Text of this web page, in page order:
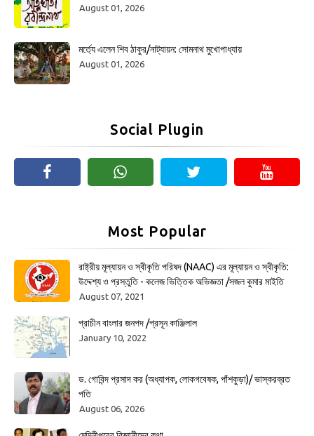
August 01, 2026
মর্ত্যে এলেন শিব ঠাকুর/নাট্যায়ন: সোমনাথ মুখোপাধ্যায়
August 01, 2026
Social Plugin
Most Popular
রাষ্ট্রীয় মূল্যায়ন ও স্বীকৃতি পরিষদ (NAAC) এর মূল্যায়ন ও স্বীকৃতি:
উদ্দেশ্য ও প্রস্তুতি - কলেজ ভিত্তিক অভিজ্ঞতা /সজল কুমার মাইতি
August 07, 2021
প্রাচীন বাংলার জনপদ /প্রসূন কাঞ্জিলাল
January 10, 2022
ড. গোবিন্দ প্রসাদ কর (অধ্যাপক, লোকগবেষক, পাঁশকুড়া)/ ভাস্করব্রত
পতি
August 06, 2026